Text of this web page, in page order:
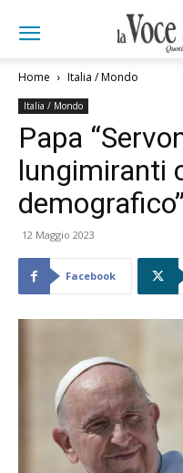
Home Italia / Mondo
Italia / Mondo
Papa
lungimiranti
demografico”
12 Maggio 2023
Facebook